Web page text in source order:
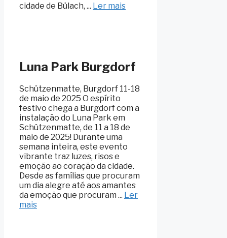
cidade de Bülach, ... Ler mais
Luna Park Burgdorf
Schützenmatte, Burgdorf 11-18
de maio de 2025 O espírito
festivo chega a Burgdorf com a
instalação do Luna Park em
Schützenmatte, de 11 a 18 de
maio de 2025! Durante uma
semana inteira, este evento
vibrante traz luzes, risos e
emoção ao coração da cidade.
Desde as famílias que procuram
um dia alegre até aos amantes
da emoção que procuram ... Ler
mais